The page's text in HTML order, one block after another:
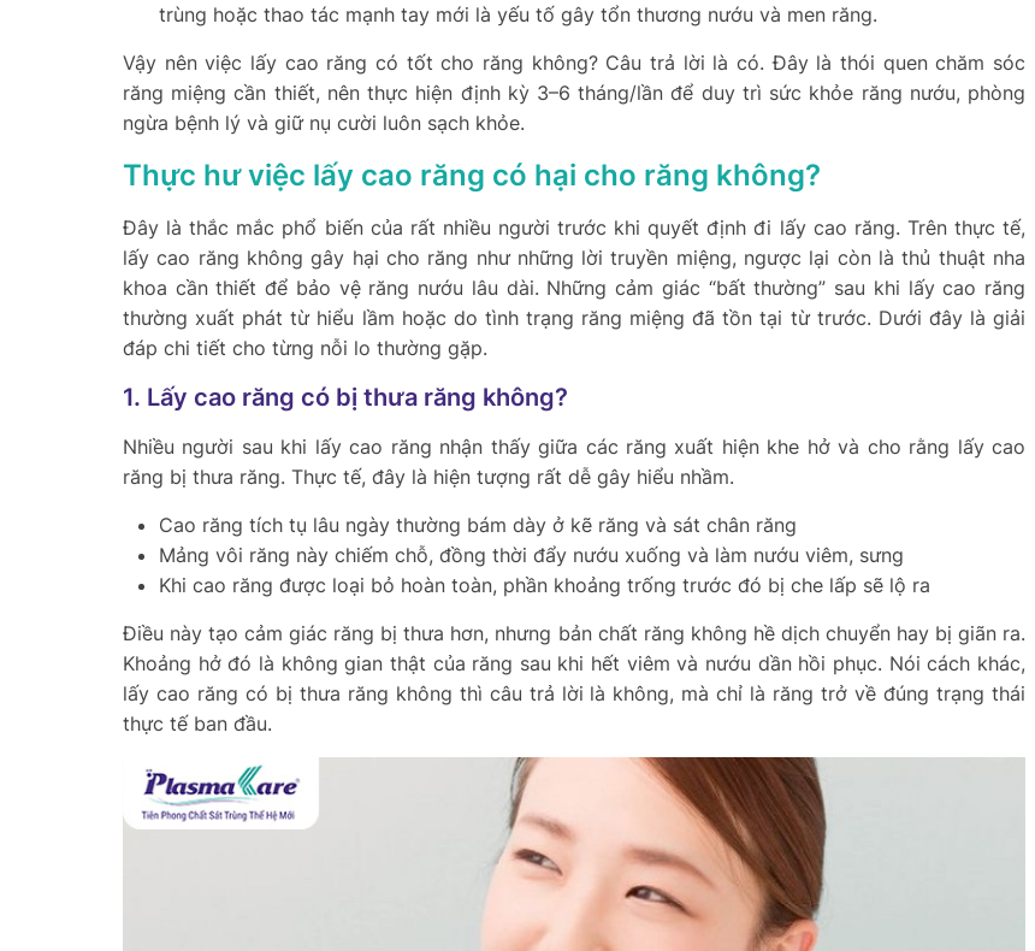
trùng hoặc thao tác mạnh tay mới là yếu tố gây tổn thương nướu và men răng.
Vậy nên việc lấy cao răng có tốt cho răng không? Câu trả lời là có. Đây là thói quen chăm sóc
răng miệng cần thiết, nên thực hiện định kỳ 3–6 tháng/lần để duy trì sức khỏe răng nướu, phòng
ngừa bệnh lý và giữ nụ cười luôn sạch khỏe.
Thực hư việc lấy cao răng có hại cho răng không?
Đây là thắc mắc phổ biến của rất nhiều người trước khi quyết định đi lấy cao răng. Trên thực tế,
lấy cao răng không gây hại cho răng như những lời truyền miệng, ngược lại còn là thủ thuật nha
khoa cần thiết để bảo vệ răng nướu lâu dài. Những cảm giác “bất thường” sau khi lấy cao răng
thường xuất phát từ hiểu lầm hoặc do tình trạng răng miệng đã tồn tại từ trước. Dưới đây là giải
đáp chi tiết cho từng nỗi lo thường gặp.
1. Lấy cao răng có bị thưa răng không?
Nhiều người sau khi lấy cao răng nhận thấy giữa các răng xuất hiện khe hở và cho rằng lấy cao
răng bị thưa răng. Thực tế, đây là hiện tượng rất dễ gây hiểu nhầm.
Cao răng tích tụ lâu ngày thường bám dày ở kẽ răng và sát chân răng
Mảng vôi răng này chiếm chỗ, đồng thời đẩy nướu xuống và làm nướu viêm, sưng
Khi cao răng được loại bỏ hoàn toàn, phần khoảng trống trước đó bị che lấp sẽ lộ ra
Điều này tạo cảm giác răng bị thưa hơn, nhưng bản chất răng không hề dịch chuyển hay bị giãn ra.
Khoảng hở đó là không gian thật của răng sau khi hết viêm và nướu dần hồi phục. Nói cách khác,
lấy cao răng có bị thưa răng không thì câu trả lời là không, mà chỉ là răng trở về đúng trạng thái
thực tế ban đầu.